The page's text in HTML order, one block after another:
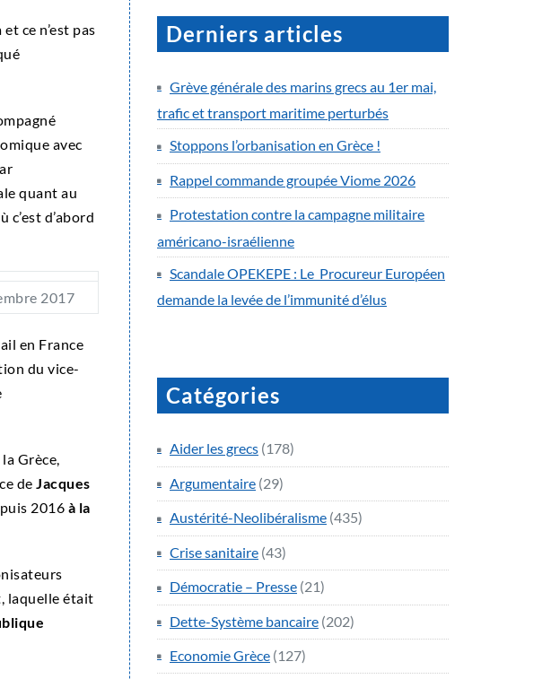
ce n’est pas
avec
quant au
d’abord
2017
en France
du vice-
Grèce,
de Jacques
2016 à la
laquelle était
Derniers articles
Grève générale des marins grecs au 1er mai,
trafic et transport maritime perturbés
Stoppons l’orbanisation en Grèce !
Rappel commande groupée Viome 2026
Protestation contre la campagne militaire
américano-israélienne
Scandale OPEKEPE : Le Procureur Européen
demande la levée de l’immunité d’élus
Catégories
Aider les grecs (178)
Argumentaire (29)
Austérité-Neolibéralisme (435)
Crise sanitaire (43)
Démocratie – Presse (21)
Dette-Système bancaire (202)
Economie Grèce (127)